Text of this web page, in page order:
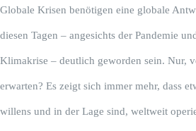
Globale Krisen benötigen eine globale
diesen Tagen – angesichts der Pandemie
Klimakrise – deutlich geworden sein. Nur,
erwarten? Es zeigt sich immer mehr, dass
willens und in der Lage sind, weltweit